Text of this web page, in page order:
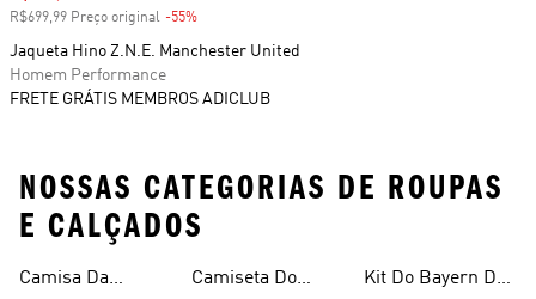
R$699,99 Preço original -55%
Jaqueta Hino Z.N.E. Manchester United
Homem Performance
FRETE GRÁTIS MEMBROS ADICLUB
NOSSAS CATEGORIAS DE ROUPAS
E CALÇADOS
Camisa Da
Camiseta Do
Kit Do Bayern De